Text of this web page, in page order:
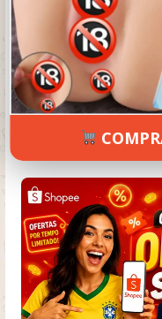
Seja um
3.9/5